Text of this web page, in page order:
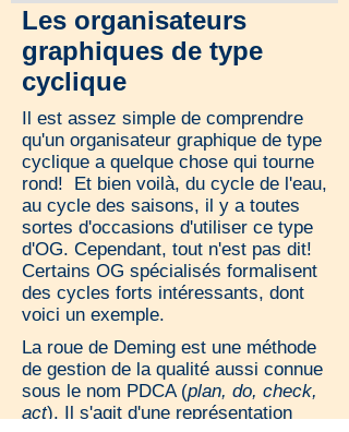
Les organisateurs
graphiques de type
cyclique
Il est assez simple de comprendre
qu'un organisateur graphique de type
cyclique a quelque chose qui tourne
rond! Et bien voilà, du cycle de l'eau,
au cycle des saisons, il y a toutes
sortes d'occasions d'utiliser ce type
d'OG. Cependant, tout n'est pas dit!
Certains OG spécialisés formalisent
des cycles forts intéressants, dont
voici un exemple.
La roue de Deming est une méthode
de gestion de la qualité aussi connue
sous le nom PDCA (plan, do, check,
act). Il s'agit d'une représentation